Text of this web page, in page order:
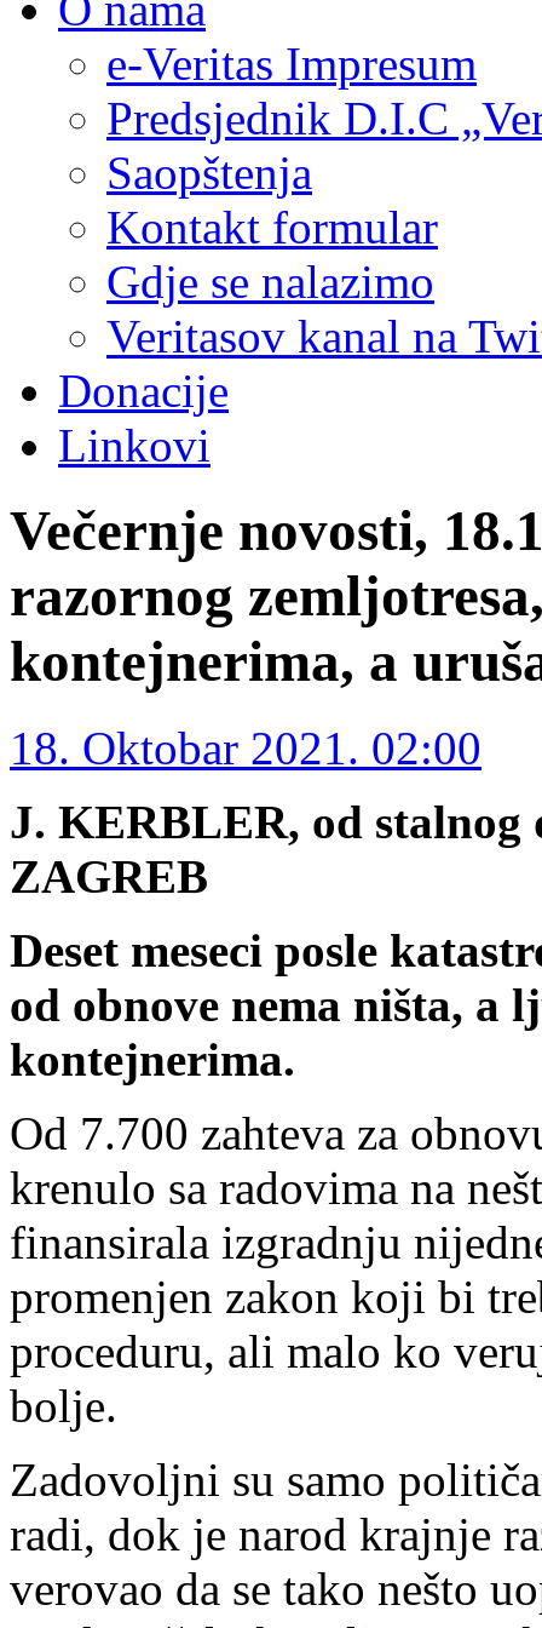
e-Veritas Impresum
Predsjednik D.I.C
Saopštenja
Kontakt formular
Gdje se nalazimo
Veritasov kanal na
Donacije
Linkovi
Večernje novosti,
razornog
kontejnerima, a
18. Oktobar 2021. 02:00
J. KERBLER, od stalnog
ZAGREB
Deset meseci posle
od obnove nema ništa, a
kontejnerima.
Od 7.700 zahteva za
krenulo sa radovima na
finansirala izgradnju
promenjen zakon koji bi
proceduru, ali malo ko
bolje.
Zadovoljni su samo
radi, dok je narod krajnje
verovao da se tako nešto